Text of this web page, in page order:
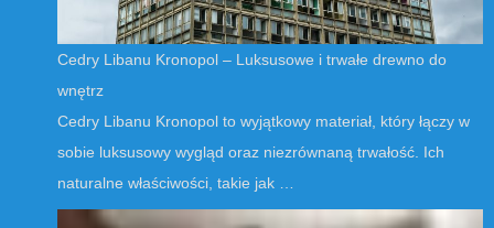
Cedry Libanu Kronopol – Luksusowe i trwałe drewno do
wnętrz
Cedry Libanu Kronopol to wyjątkowy materiał, który łączy w
sobie luksusowy wygląd oraz niezrównaną trwałość. Ich
naturalne właściwości, takie jak …